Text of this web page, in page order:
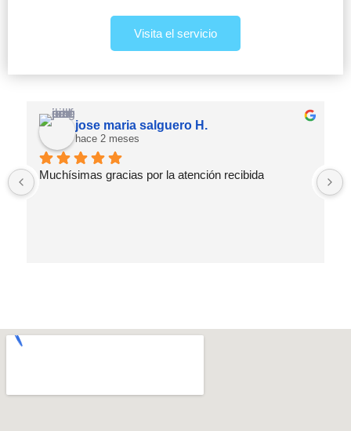
Visita el servicio
jose maria salguero H.
hace 2 meses
Muchísimas gracias por la atención recibida